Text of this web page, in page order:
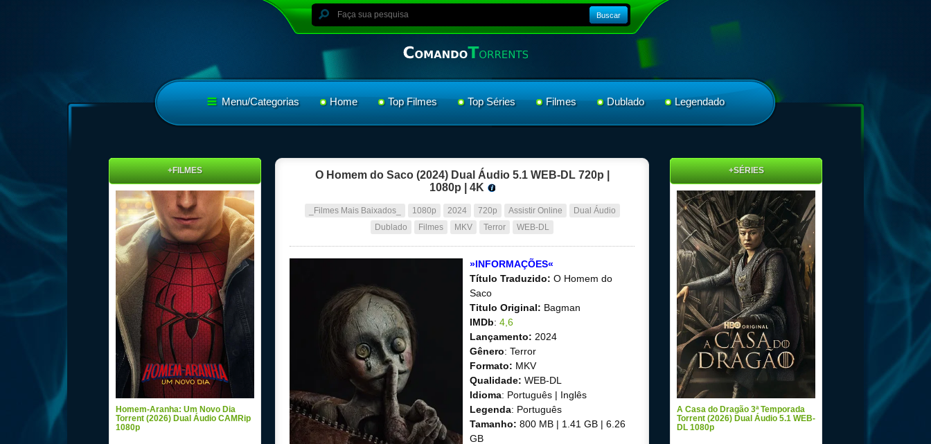
Buscar
Menu/Categorias Home Top Filmes Top Séries Filmes Dublado Legendado
O Homem do Saco (2024) Dual Áudio 5.1 WEB-DL 720p |
1080p | 4K
_Filmes Mais Baixados_ 1080p 2024 720p Assistir Online
Dual Áudio
Dublado
Filmes MKV Terror WEB-DL
»INFORMAÇÕES«
Título Traduzido: O Homem do
Saco
Titulo Original: Bagman
IMDb: 4,6
Lançamento: 2024
Gênero: Terror
Formato: MKV
Qualidade: WEB-DL
Idioma: Português | Inglês
Legenda: Português
Tamanho: 800 MB | 1.41 GB | 6.26
GB
+FILMES
Homem-Aranha: Um Novo Dia
Torrent (2026) Dual Áudio CAMRip
1080p
+SÉRIES
A Casa do Dragão 3ª Temporada
Torrent (2026) Dual Áudio 5.1 WEB-
DL 1080p